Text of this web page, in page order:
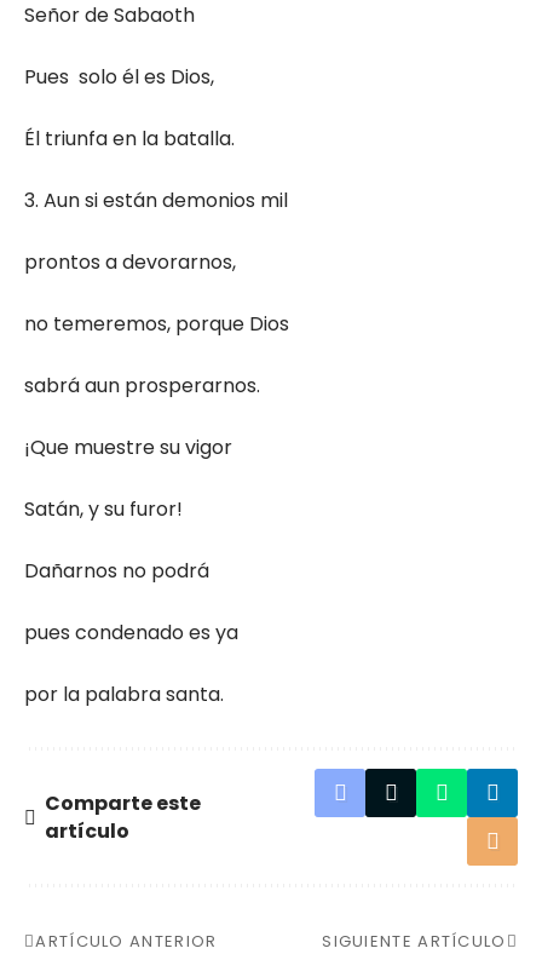
Señor de Sabaoth
Pues solo él es Dios,
Él triunfa en la batalla.
3. Aun si están demonios mil
prontos a devorarnos,
no temeremos, porque Dios
sabrá aun prosperarnos.
¡Que muestre su vigor
Satán, y su furor!
Dañarnos no podrá
pues condenado es ya
por la palabra santa.
Comparte este
artículo
ARTÍCULO ANTERIOR SIGUIENTE ARTÍCULO